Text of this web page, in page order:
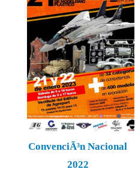
ConvenciÃ³n Nacional
2022